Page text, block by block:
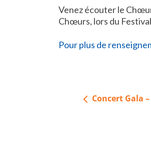
Venez écouter le
Chœurs, lors du
Pour plus de
Navigation
Concert Gala